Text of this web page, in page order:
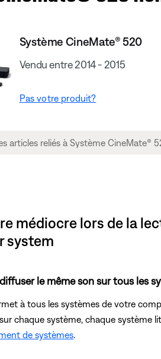
Système CineMate® 520
Vendu entre 2014 - 2015
Pas votre produit?
médiocre lors de la
system
le même son sur tous les
à tous les systèmes de votre
chaque système, chaque système
de systèmes